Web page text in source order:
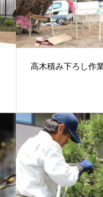
高木積み下ろし作